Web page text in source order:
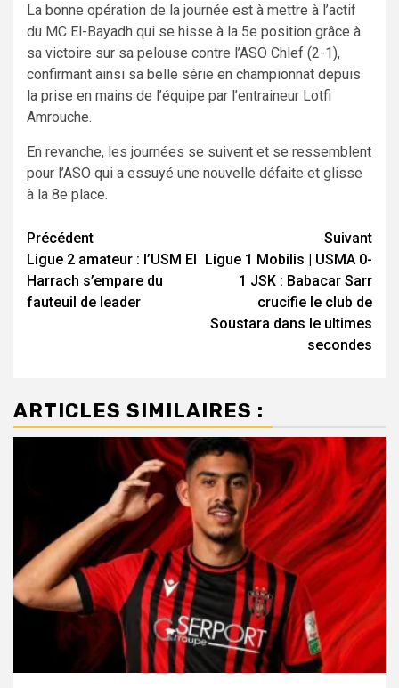
La bonne opération de la journée est à mettre à l’actif
du MC El-Bayadh qui se hisse à la 5e position grâce à
sa victoire sur sa pelouse contre l’ASO Chlef (2-1),
confirmant ainsi sa belle série en championnat depuis
la prise en mains de l’équipe par l’entraineur Lotfi
Amrouche.
En revanche, les journées se suivent et se ressemblent
pour l’ASO qui a essuyé une nouvelle défaite et glisse
à la 8e place.
Navigation
d’article
Précédent
Ligue 2 amateur : l’USM El
Harrach s’empare du
fauteuil de leader
Suivant
Ligue 1 Mobilis | USMA 0-
1 JSK : Babacar Sarr
crucifie le club de
Soustara dans le ultimes
secondes
ARTICLES SIMILAIRES :